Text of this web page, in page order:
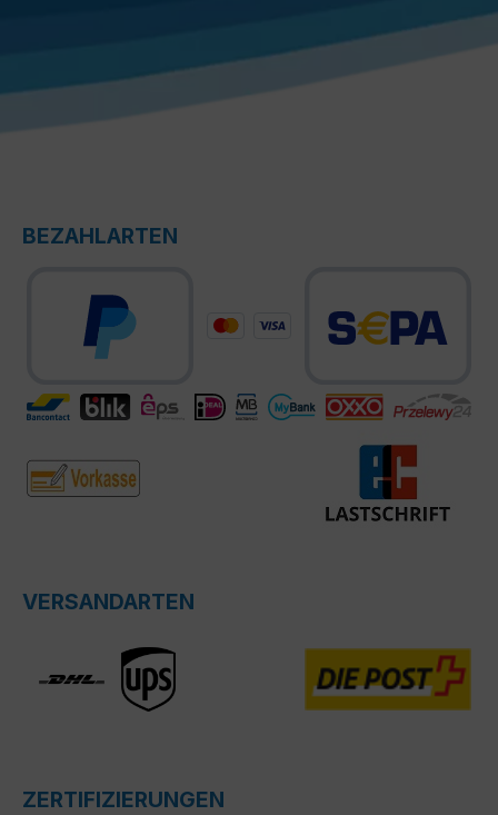
BEZAHLARTEN
VERSANDARTEN
ZERTIFIZIERUNGEN